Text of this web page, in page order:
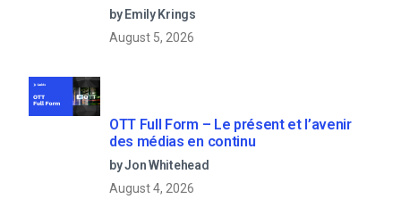
by Emily Krings
August 5, 2026
OTT Full Form – Le présent et l’avenir
des médias en continu
by Jon Whitehead
August 4, 2026